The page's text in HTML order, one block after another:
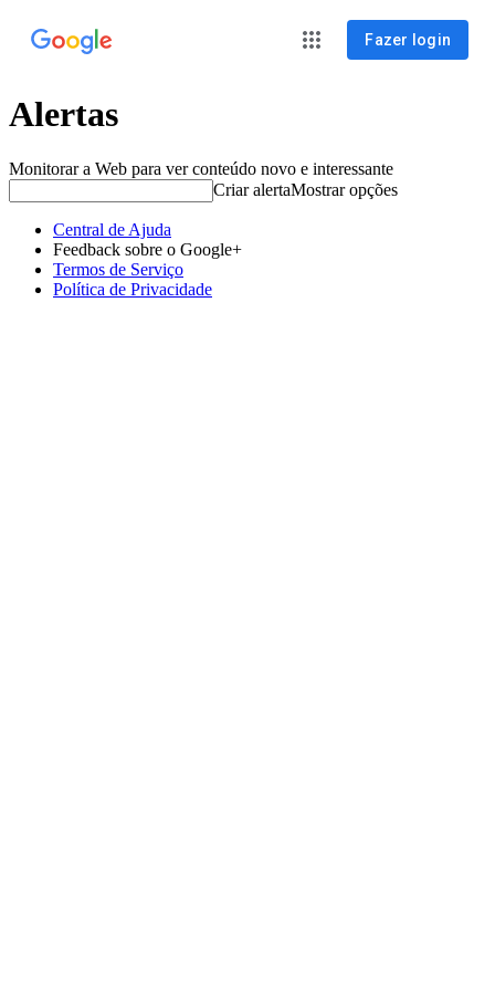
Fazer login
Alertas
Monitorar a Web para ver conteúdo novo e interessante
Criar alertaMostrar opções
Central de Ajuda
Feedback sobre o Google+
Termos de Serviço
Política de Privacidade